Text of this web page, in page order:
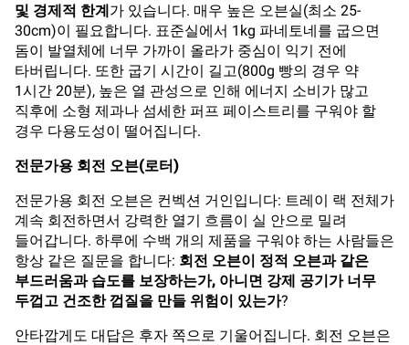
및 경제적 한계가 있습니다. 매우 높은 오븐실(최소 25-
30cm)이 필요합니다. 표준실에서 1kg 파네토네를 굽으면
돔이 발열체에 너무 가까이 올라가 중심이 익기 전에
타버립니다. 또한 굽기 시간이 길고(800g 빵의 경우 약
1시간 20분), 높은 열 관성으로 인해 에너지 소비가 많고
직후에 소형 제과나 섬세한 퍼프 페이스트리를 구워야 할
경우 다용도성이 떨어집니다.
전문가용 회전 오븐(로터)
전문가용 회전 오븐은 컨벡션 거인입니다: 트레이 랙 전체가
계속 회전하면서 강력한 열기 흐름이 실 안으로 밀려
들어갑니다. 하루에 수백 개의 제품을 구워야 하는 사람들은
항상 같은 질문을 합니다: 회전 오븐이 정적 오븐과 같은
부드러움과 습도를 보장하는가, 아니면 강제 공기가 너무
두껍고 건조한 껍질을 만들 위험이 있는가?
안타깝게도 대답은 후자 쪽으로 기울어집니다. 회전 오븐은